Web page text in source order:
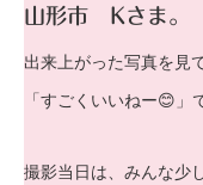
山形市 Kさま。
出来上がった写真を見
「すごくいいねー😊」
撮影当日は、みんな少